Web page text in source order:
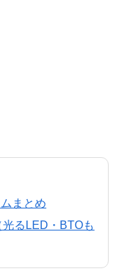
まとめ
るLED・BTOも